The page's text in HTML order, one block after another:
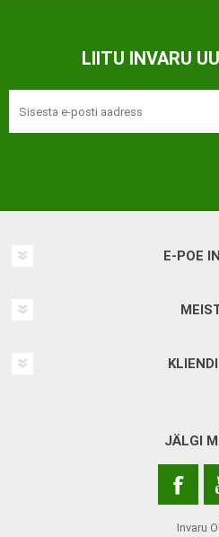
LIITU INVARU
E-POE
JÄLGI
Invaru